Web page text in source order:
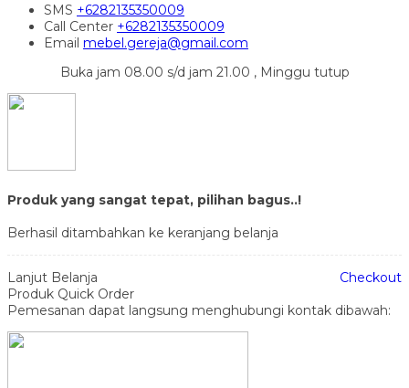
SMS +6282135350009
Call Center +6282135350009
Email mebel.gereja@gmail.com
Buka jam 08.00 s/d jam 21.00 , Minggu tutup
Produk yang sangat tepat, pilihan bagus..!
Berhasil ditambahkan ke keranjang belanja
Lanjut Belanja
Checkout
Produk Quick Order
Pemesanan dapat langsung menghubungi kontak dibawah: